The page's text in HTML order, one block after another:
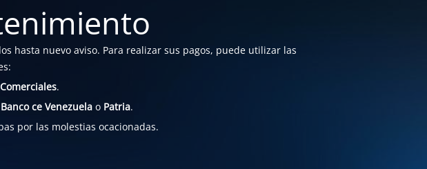
hasta nuevo aviso. Para realizar sus pagos, puede utilizar las
.
Banco ce Venezuelao Patria.
por las molestias ocacionadas.